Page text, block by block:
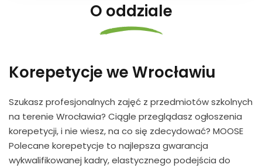
O oddziale
Korepetycje we Wrocławiu
Szukasz profesjonalnych zajęć z przedmiotów szkolnych
na terenie Wrocławia? Ciągle przeglądasz ogłoszenia
korepetycji, i nie wiesz, na co się zdecydować? MOOSE
Polecane korepetycje to najlepsza gwarancja
wykwalifikowanej kadry, elastycznego podejścia do